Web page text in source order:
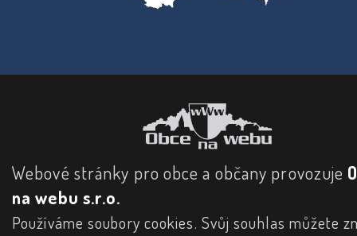
Webové stránky pro obce a občany provozuje
na webu s.r.o.
Používáme soubory cookies. Svůj souhlas můžete